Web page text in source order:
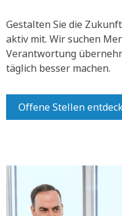
Gestalten Sie die
aktiv mit. Wir suchen
Verantwortung
täglich besser machen.
Offene Stellen